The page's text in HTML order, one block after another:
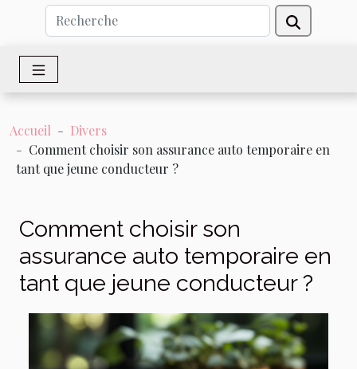
Accueil
Divers
Comment choisir son assurance auto temporaire en
tant que jeune conducteur ?
Comment choisir son
assurance auto temporaire en
tant que jeune conducteur ?